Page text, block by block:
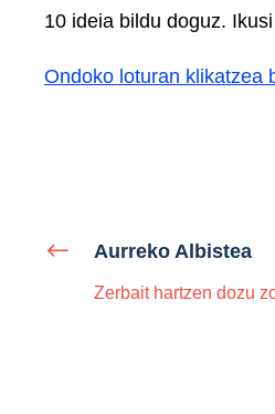
10 ideia bildu doguz.
Ondoko loturan klikatzea
Aurreko Albistea
Zerbait hartzen dozu